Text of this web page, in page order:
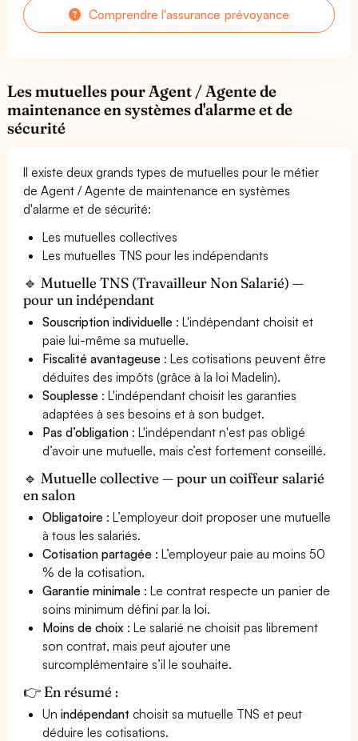
Comprendre l'assurance prévoyance
Les mutuelles pour Agent / Agente de
maintenance en systèmes d'alarme et de
sécurité
Il existe deux grands types de mutuelles pour le métier
de Agent / Agente de maintenance en systèmes
d'alarme et de sécurité:
Les mutuelles collectives
Les mutuelles TNS pour les indépendants
🔹 Mutuelle TNS (Travailleur Non Salarié) —
pour un indépendant
Souscription individuelle : L'indépendant choisit et
paie lui-même sa mutuelle.
Fiscalité avantageuse : Les cotisations peuvent être
déduites des impôts (grâce à la loi Madelin).
Souplesse : L'indépendant choisit les garanties
adaptées à ses besoins et à son budget.
Pas d’obligation : L'indépendant n'est pas obligé
d’avoir une mutuelle, mais c’est fortement conseillé.
🔹 Mutuelle collective — pour un coiffeur salarié
en salon
Obligatoire : L’employeur doit proposer une mutuelle
à tous les salariés.
Cotisation partagée : L’employeur paie au moins 50
% de la cotisation.
Garantie minimale : Le contrat respecte un panier de
soins minimum défini par la loi.
Moins de choix : Le salarié ne choisit pas librement
son contrat, mais peut ajouter une
surcomplémentaire s’il le souhaite.
👉 En résumé :
Unindépendant choisit sa mutuelle TNS et peut
déduire les cotisations.